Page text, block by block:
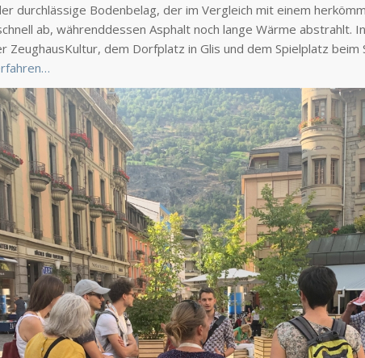
durchlässige Bodenbelag, der im Vergleich mit einem
ab, währenddessen Asphalt noch lange Wärme abstrahlt.
ZeughausKultur, dem Dorfplatz in Glis und dem Spielplatz